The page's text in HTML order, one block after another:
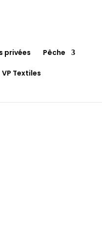
privées Pêche
VP Textiles